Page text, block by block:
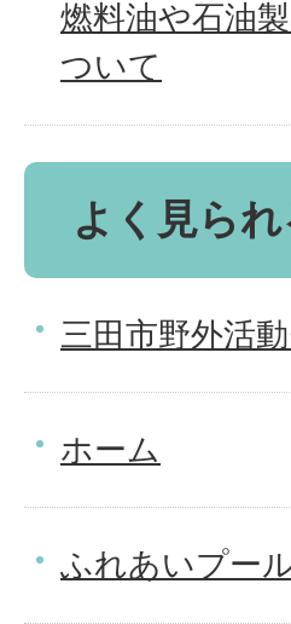
燃料油や石油
ついて
よく見ら
三田市野外活
ホーム
ふれあいプー